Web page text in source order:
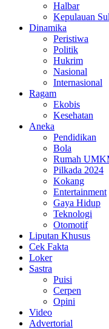
Halbar
Kepulauan
Dinamika
Peristiwa
Politik
Hukrim
Nasional
Internasional
Ragam
Ekobis
Kesehatan
Aneka
Pendidikan
Bola
Rumah
Pilkada 2024
Kokang
Entertainment
Gaya Hidup
Teknologi
Otomotif
Liputan Khusus
Cek Fakta
Loker
Sastra
Puisi
Cerpen
Opini
Video
Advertorial